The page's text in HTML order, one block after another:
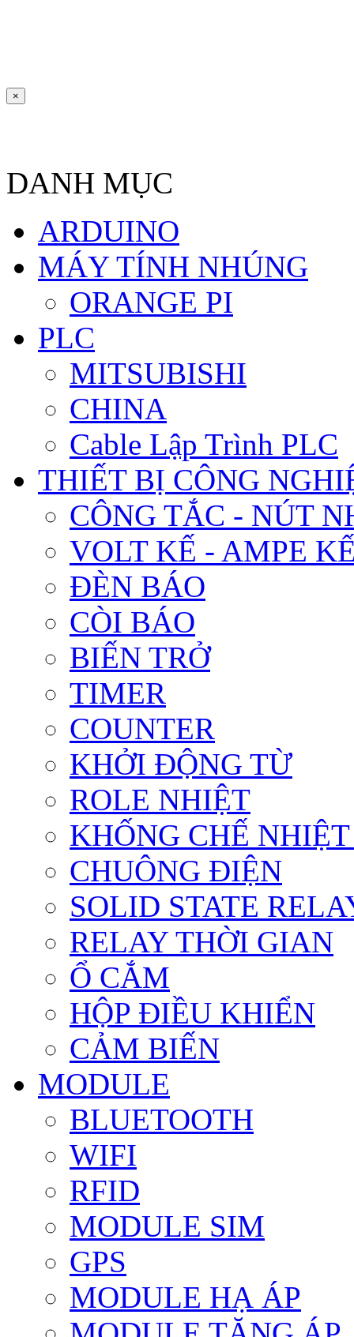
×
DANH MỤC
ARDUINO
MÁY TÍNH NHÚNG
ORANGE PI
PLC
MITSUBISHI
CHINA
Cable Lập Trình PLC
THIẾT BỊ CÔNG
CÔNG TẮC - NÚT
VOLT KẾ - AMPE
ĐÈN BÁO
CÒI BÁO
BIẾN TRỞ
TIMER
COUNTER
KHỞI ĐỘNG TỪ
ROLE NHIỆT
KHỐNG CHẾ
CHUÔNG ĐIỆN
SOLID STATE
RELAY THỜI GIAN
Ổ CẮM
HỘP ĐIỀU KHIỂN
CẢM BIẾN
MODULE
BLUETOOTH
WIFI
RFID
MODULE SIM
GPS
MODULE HẠ ÁP